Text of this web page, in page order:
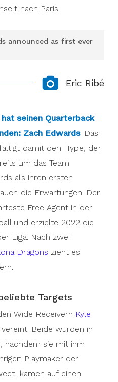
nach Paris
announced as first ever
season:
The French
sought-after free
of Football, racking
in the league in 2022.
Barcelona Dragons,
shores. In Paris,
wide receivers Kyle
Both were named to
with Edwards.
High School.
where he became a
his sophomore year.
Edwards threw
and 9,024
three straight
(UMAC)
Eric Ribé
seinen Quarterback
Zach Edwards. Das
damit den Hype, der
um das Team
als ihren ersten
die Erwartungen. Der
Free Agent in der
und erzielte 2022 die
Liga. Nach zwei
Dragons zieht es
Targets
Wide Receivern Kyle
vereint. Beide wurden in
nachdem sie mit ihm
Playmaker der
kamen auf einen